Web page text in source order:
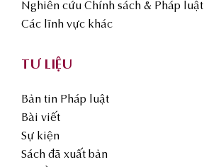
Nghiên cứu Chính sách & Pháp luật
Các lĩnh vực khác
TƯ LIỆU
Bản tin Pháp luật
Bài viết
Sự kiện
Sách đã xuất bản